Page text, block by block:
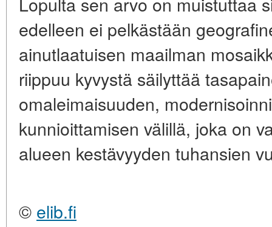
edelleen ei pelkästään
ainutlaatuisen maailman
riippuu kyvystä säilyttää
omaleimaisuuden,
kunnioittamisen välillä, joka on
alueen kestävyyden tuhansien
© elib.fi